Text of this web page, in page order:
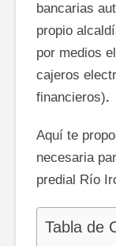
bancarias
propio
por medios
cajeros
financieros).
Aquí te
necesaria
predial Río
Tabla de